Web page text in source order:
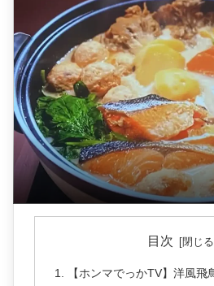
目次
【ホンマでっかTV】洋風飛